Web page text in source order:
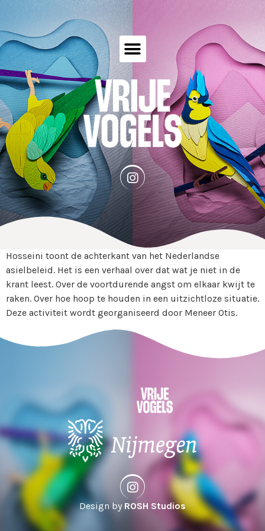
Hosseini toont de achterkant van het Nederlandse
asielbeleid. Het is een verhaal over dat wat je niet in de
krant leest. Over de voortdurende angst om elkaar kwijt te
raken. Over hoe hoop te houden in een uitzichtloze situatie.
Deze activiteit wordt georganiseerd door Meneer Otis.
Design by ROSH Studios